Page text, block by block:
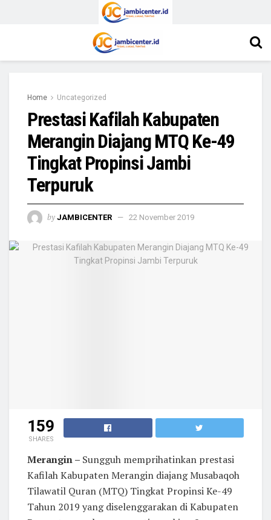
Home Uncategorized
Prestasi Kafilah Kabupaten
Merangin Diajang MTQ Ke-49
Tingkat Propinsi Jambi
Terpuruk
by JAMBICENTER 22 November 2019
159
SHARES
Merangin – Sungguh memprihatinkan prestasi
Kafilah Kabupaten Merangin diajang Musabaqoh
Tilawatil Quran (MTQ) Tingkat Propinsi Ke-49
Tahun 2019 yang diselenggarakan di Kabupaten